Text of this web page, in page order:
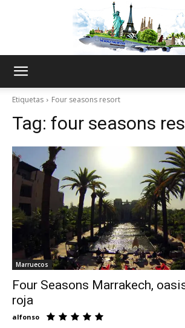
Thru
My
Etiquetas Four seasons resort
Tag: four seasons
Marruecos
Four Seasons Marrakech,
roja
alfonso